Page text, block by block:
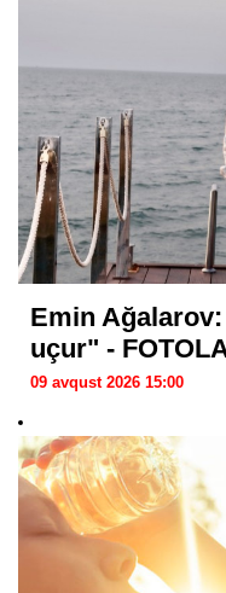
Emin
uçur" -
09 avqust 2026 15:00